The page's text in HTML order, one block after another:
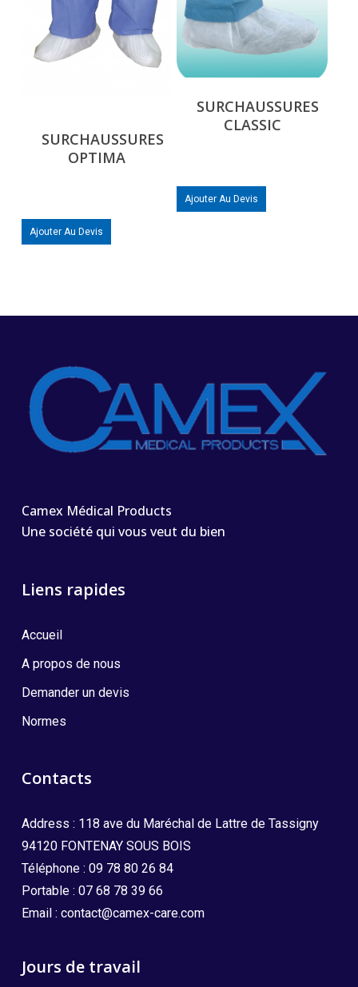
SURCHAUSSURES
OPTIMA
Ajouter Au Devis
SURCHAUSSURES
CLASSIC
Ajouter Au Devis
Camex Médical Products
Une société qui vous veut du bien
Liens rapides
Accueil
A propos de nous
Demander un devis
Normes
Contacts
Address : 118 ave du Maréchal de Lattre de Tassigny
94120 FONTENAY SOUS BOIS
Téléphone : 09 78 80 26 84
Portable : 07 68 78 39 66
Email : contact@camex-care.com
Jours de travail